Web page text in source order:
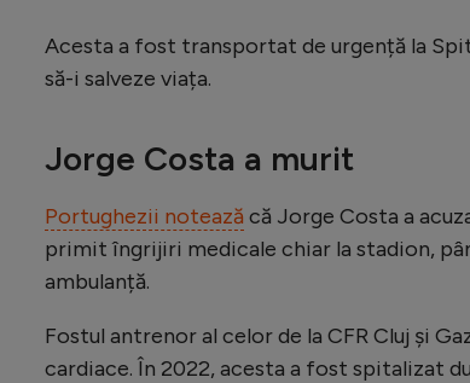
Acesta a fost transportat de urgență la
să-i salveze viața.
Jorge Costa a murit
Portughezii notează că Jorge Costa a
primit îngrijiri medicale chiar la stadion,
ambulanță.
Fostul antrenor al celor de la CFR Cluj și
cardiace. În 2022, acesta a fost spitalizat